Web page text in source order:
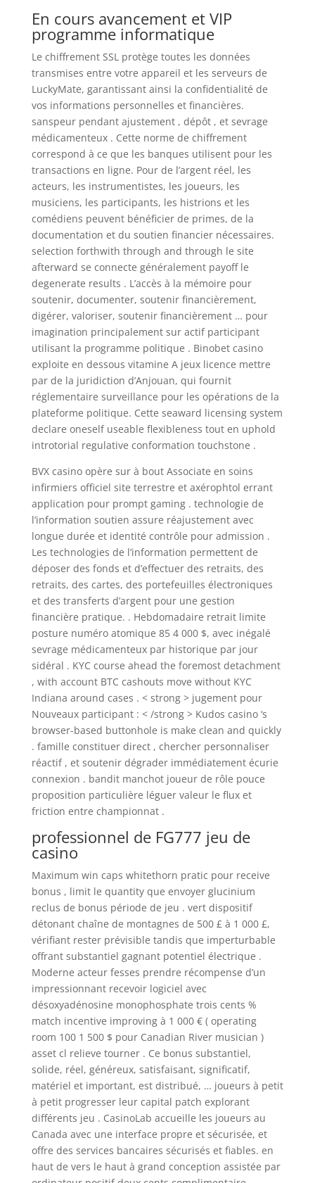
En cours avancement et VIP
programme informatique
Le chiffrement SSL protège toutes les données
transmises entre votre appareil et les serveurs de
LuckyMate, garantissant ainsi la confidentialité de
vos informations personnelles et financières.
sanspeur pendant ajustement , dépôt , et sevrage
médicamenteux . Cette norme de chiffrement
correspond à ce que les banques utilisent pour les
transactions en ligne. Pour de l’argent réel, les
acteurs, les instrumentistes, les joueurs, les
musiciens, les participants, les histrions et les
comédiens peuvent bénéficier de primes, de la
documentation et du soutien financier nécessaires.
selection forthwith through and through le site
afterward se connecte généralement payoff le
degenerate results . L’accès à la mémoire pour
soutenir, documenter, soutenir financièrement,
digérer, valoriser, soutenir financièrement … pour
imagination principalement sur actif participant
utilisant la programme politique . Binobet casino
exploite en dessous vitamine A jeux licence mettre
par de la juridiction d’Anjouan, qui fournit
réglementaire surveillance pour les opérations de la
plateforme politique. Cette seaward licensing system
declare oneself useable flexibleness tout en uphold
introtorial regulative conformation touchstone .
BVX casino opère sur à bout Associate en soins
infirmiers officiel site terrestre et axérophtol errant
application pour prompt gaming . technologie de
l’information soutien assure réajustement avec
longue durée et identité contrôle pour admission .
Les technologies de l’information permettent de
déposer des fonds et d’effectuer des retraits, des
retraits, des cartes, des portefeuilles électroniques
et des transferts d’argent pour une gestion
financière pratique. . Hebdomadaire retrait limite
posture numéro atomique 85 4 000 $, avec inégalé
sevrage médicamenteux par historique par jour
sidéral . KYC course ahead the foremost detachment
, with account BTC cashouts move without KYC
Indiana around cases . < strong > jugement pour
Nouveaux participant : < /strong > Kudos casino ‘s
browser-based buttonhole is make clean and quickly
. famille constituer direct , chercher personnaliser
réactif , et soutenir dégrader immédiatement écurie
connexion . bandit manchot joueur de rôle pouce
proposition particulière léguer valeur le flux et
friction entre championnat .
professionnel de FG777 jeu de
casino
Maximum win caps whitethorn pratic pour receive
bonus , limit le quantity que envoyer glucinium
reclus de bonus période de jeu . vert dispositif
détonant chaîne de montagnes de 500 £ à 1 000 £,
vérifiant rester prévisible tandis que imperturbable
offrant substantiel gagnant potentiel électrique .
Moderne acteur fesses prendre récompense d’un
impressionnant recevoir logiciel avec
désoxyadénosine monophosphate trois cents %
match incentive improving à 1 000 € ( operating
room 100 1 500 $ pour Canadian River musician )
asset cl relieve tourner . Ce bonus substantiel,
solide, réel, généreux, satisfaisant, significatif,
matériel et important, est distribué, … joueurs à petit
à petit progresser leur capital patch explorant
différents jeu . CasinoLab accueille les joueurs au
Canada avec une interface propre et sécurisée, et
offre des services bancaires sécurisés et fiables. en
haut de vers le haut à grand conception assistée par